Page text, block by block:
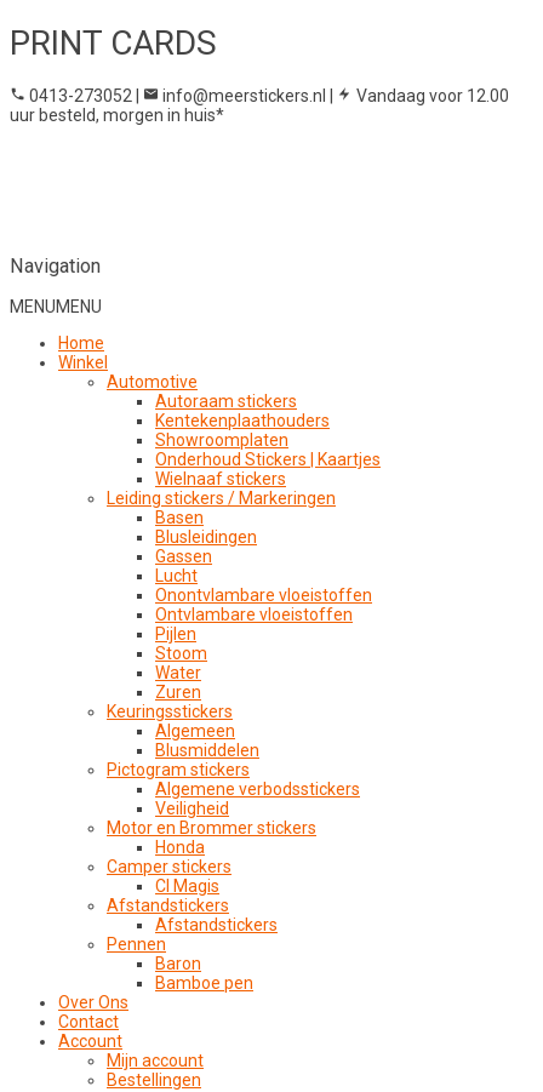
PRINT CARDS
0413-273052 | info@meerstickers.nl |
Vandaag voor 12.00
uur besteld, morgen in huis*
Navigation
MENUMENU
Home
Winkel
Automotive
Autoraam stickers
Kentekenplaathouders
Showroomplaten
Onderhoud Stickers | Kaartjes
Wielnaaf stickers
Leiding stickers / Markeringen
Basen
Blusleidingen
Gassen
Lucht
Onontvlambare vloeistoffen
Ontvlambare vloeistoffen
Pijlen
Stoom
Water
Zuren
Keuringsstickers
Algemeen
Blusmiddelen
Pictogram stickers
Algemene verbodsstickers
Veiligheid
Motor en Brommer stickers
Honda
Camper stickers
CI Magis
Afstandstickers
Afstandstickers
Pennen
Baron
Bamboe pen
Over Ons
Contact
Account
Mijn account
Bestellingen